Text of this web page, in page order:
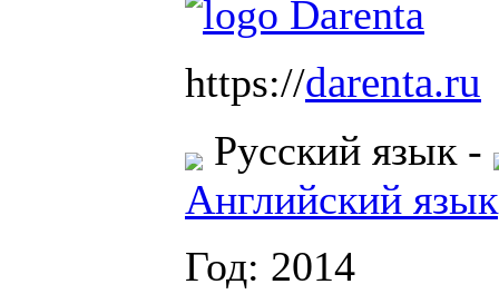
https://darenta.ru
Русский язык -
Английский язык
Год: 2014